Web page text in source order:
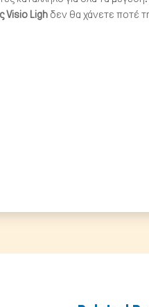
Visio Ligh δεν θα χάνετε ποτέ